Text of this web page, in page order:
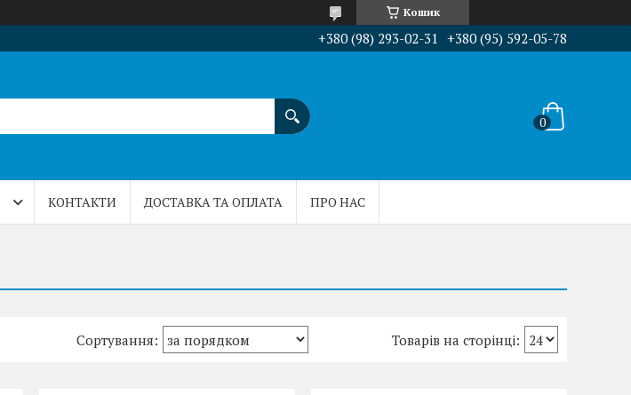
Кошик
+380 (98) 293-02-31 +380 (95) 592-05-78
КОНТАКТИ ДОСТАВКА ТА ОПЛАТА ПРО НАС